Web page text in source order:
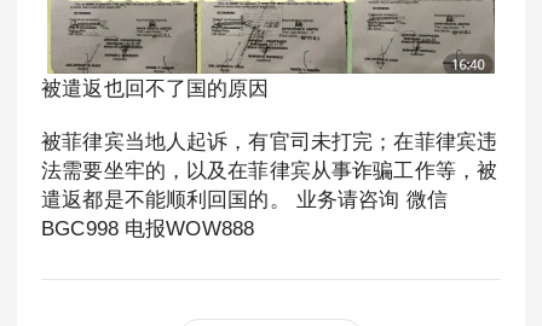
被遣返也回不了国的原因
被菲律宾当地人起诉，有官司未打完；在菲律宾违
法需要坐牢的，以及在菲律宾从事诈骗工作等，被
遣返都是不能顺利回国的。 业务请咨询 微信
BGC998 电报WOW888